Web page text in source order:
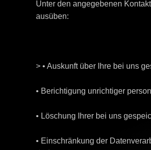
Unter den angegebenen
ausüben:
> • Auskunft über Ihre bei uns
• Berichtigung unrichtiger
• Löschung Ihrer bei uns
• Einschränkung der